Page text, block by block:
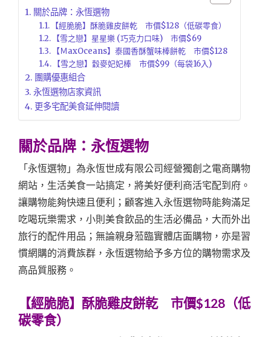
關於品牌：永恆選物
【經脆脆】酥脆雞皮餅乾 市價$128（低碳零食）
【雪之戀】星星樂 (巧克力口味) 市價$69
【ＭaxOceans】泰國香酥蟹味棒餅乾 市價$128
【雪之戀】穀麥妃妃棒 市價$99（每袋16入)
團購優惠組合
永恆選物店家資訊
更多宅配美食延伸閱讀
關於品牌：永恆選物
「永恆選物」為永恆世成有限公司經營獨創之電商購物
網站，生活美食一站搞定，將美好便利商活宅配到府。
讓購物能夠快速且便利；顧客進入永恆選物時能夠滿足
吃喝玩樂需求，小則美食飲品的生活必備品，大而外出
旅行的配件用品；無論親身蒞臨實體店面購物，亦是習
慣網購的消費族群，永恆選物給予多方位的購物需求及
高品質服務。
【經脆脆】酥脆雞皮餅乾 市價$128（低
碳零食）